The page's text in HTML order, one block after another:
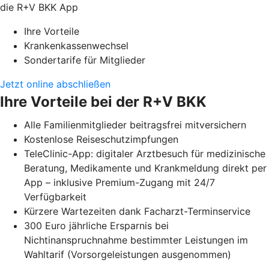
die R+V BKK App
Ihre Vorteile
Krankenkassenwechsel
Sondertarife für Mitglieder
Jetzt online abschließen
Ihre Vorteile bei der R+V BKK
Alle Familienmitglieder beitragsfrei mitversichern
Kostenlose Reiseschutzimpfungen
TeleClinic-App: digitaler Arztbesuch für medizinische
Beratung, Medikamente und Krankmeldung direkt per
App – inklusive Premium-Zugang mit 24/7
Verfügbarkeit
Kürzere Wartezeiten dank Facharzt-Terminservice
300 Euro jährliche Ersparnis bei
Nichtinanspruchnahme bestimmter Leistungen im
Wahltarif (Vorsorgeleistungen ausgenommen)